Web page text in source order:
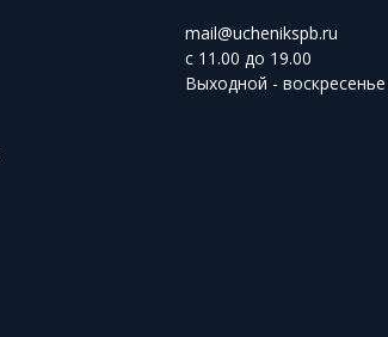
mail@uchenikspb.ru
с 11.00 до 19.00
Выходной - воскресенье